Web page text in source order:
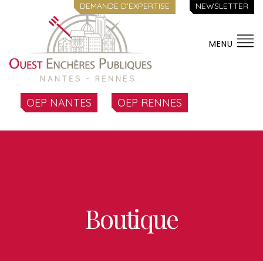
DEMANDE D'EXPERTISE NEWSLETTER
MENU
OEP NANTES OEP RENNES
Boutique